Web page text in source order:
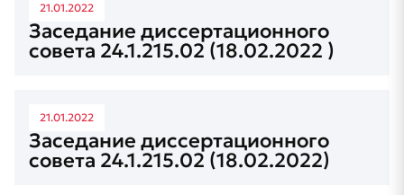
21.01.2022
Заседание диссертационного
совета 24.1.215.02 (18.02.2022 )
21.01.2022
Заседание диссертационного
совета 24.1.215.02 (18.02.2022)